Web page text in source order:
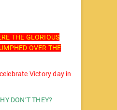
THE GLORIOUS
OVER THE
Victory day in
DON’T THEY?